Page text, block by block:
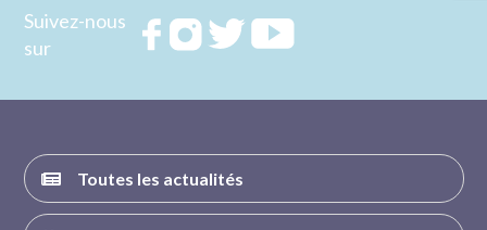
Suivez-nous
sur
RejoignezRejoignezRejoignez
Toutes les actualités